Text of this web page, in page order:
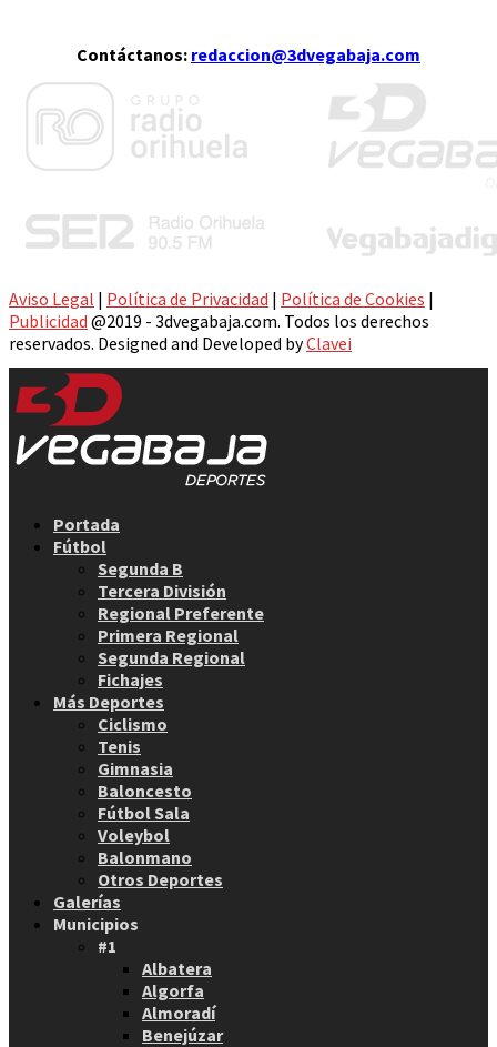
Contáctanos: redaccion@3dvegabaja.com
Aviso Legal | Política de Privacidad | Política de Cookies |
Publicidad @2019 - 3dvegabaja.com. Todos los derechos
reservados. Designed and Developed byClavei
Portada
Fútbol
Segunda B
Tercera División
Regional Preferente
Primera Regional
Segunda Regional
Fichajes
Más Deportes
Ciclismo
Tenis
Gimnasia
Baloncesto
Fútbol Sala
Voleybol
Balonmano
Otros Deportes
Galerías
Municipios
#1
Albatera
Algorfa
Almoradí
Benejúzar